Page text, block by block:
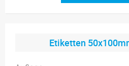
Etiketten